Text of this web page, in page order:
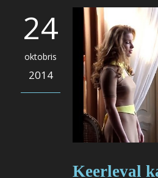
24
oktobris
2014
Keerleval